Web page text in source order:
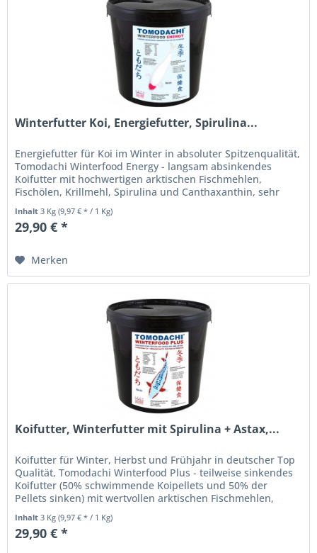
Winterfutter Koi, Energiefutter, Spirulina...
Energiefutter für Koi im Winter in absoluter Spitzenqualität,
Tomodachi Winterfood Energy - langsam absinkendes
Koifutter mit hochwertigen arktischen Fischmehlen,
Fischölen, Krillmehl, Spirulina und Canthaxanthin, sehr
Inhalt3 Kg(9,97 € * / 1 Kg)
29,90 € *
Merken
Koifutter, Winterfutter mit Spirulina + Astax,...
Koifutter für Winter, Herbst und Frühjahr in deutscher Top
Qualität, Tomodachi Winterfood Plus - teilweise sinkendes
Koifutter (50% schwimmende Koipellets und 50% der
Pellets sinken) mit wertvollen arktischen Fischmehlen,
Inhalt3 Kg(9,97 € * / 1 Kg)
29,90 € *